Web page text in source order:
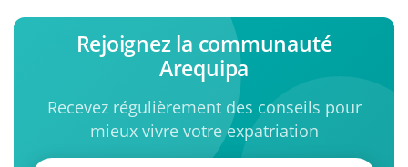
Rejoignez la communauté
Arequipa
Recevez régulièrement des conseils pour
mieux vivre votre expatriation